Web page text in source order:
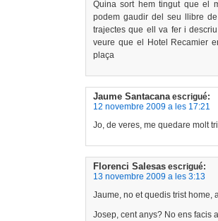
Quina sort hem tingut que el
podem gaudir del seu llibre
trajectes que ell va fer i
veure que el Hotel Recamier
plaça
Jaume Santacana escrigué:
12 novembre 2009 a les 17:21
Jo, de veres, me quedare molt
Florenci Salesas escrigué:
13 novembre 2009 a les 3:13
Jaume, no et quedis trist
Josep, cent anys? No ens facis